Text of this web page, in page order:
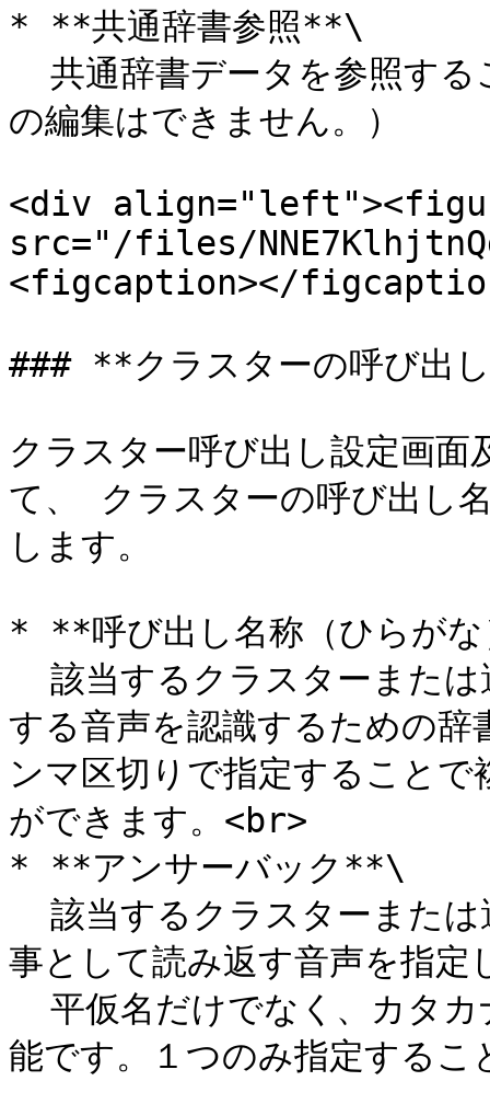
* **共通辞書参照**\
の編集はできません。）
<div
src="/files/
<figcaption></
### **クラスターの呼び出
クラスター呼び出し設定画面
て、 クラスターの呼び出し
します。
* **呼び出し名称（ひらが
する音声を認識するための
ンマ区切りで指定すること
ができます。<br>
* **アンサーバック**\
事として読み返す音声を指
能です。１つのみ指定するこ